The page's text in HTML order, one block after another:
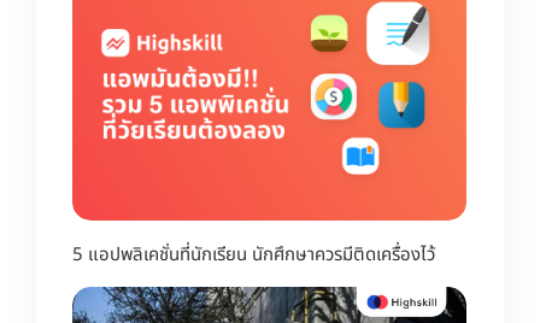
5 แอปพลิเคชั่นที่นักเรียน นักศึกษาควรมีติดเครื่องไว้